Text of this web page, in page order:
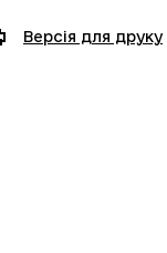
Версія для друку